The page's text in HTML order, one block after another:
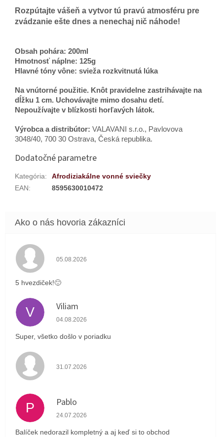
Rozpútajte vášeň a vytvor tú pravú atmosféru pre
zvádzanie ešte dnes a nenechaj nič náhode!
Obsah pohára: 200ml
Hmotnosť náplne: 125g
Hlavné tóny vône: svieža rozkvitnutá lúka
Na vnútorné použitie. Knôt pravidelne zastrihávajte na
dĺžku 1 cm. Uchovávajte mimo dosahu detí.
Nepoužívajte v blízkosti horľavých látok.
Výrobca a distribútor: VALAVANI s.r.o., Pavlovova
3048/40, 700 30 Ostrava, Česká republika.
Dodatočné parametre
Kategória:
Afrodiziakálne vonné sviečky
EAN: 8595630010472
Hodnotenie obchodu je 5 z 5 hviezdičiek.
05.08.2026
5 hvezdiček!🙂
V Viliam
Hodnotenie obchodu je 5 z 5 hviezdičiek.
04.08.2026
Super, všetko došlo v poriadku
Hodnotenie obchodu je 4 z 5 hviezdičiek.
31.07.2026
P Pablo
Hodnotenie obchodu je 1 z 5 hviezdičiek.
24.07.2026
Balíček nedorazil kompletný a aj keď si to obchod